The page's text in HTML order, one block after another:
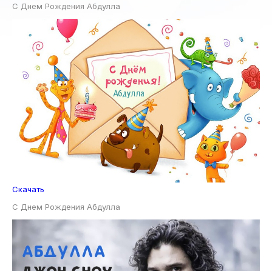
С Днем Рождения Абдулла
Скачать
С Днем Рождения Абдулла